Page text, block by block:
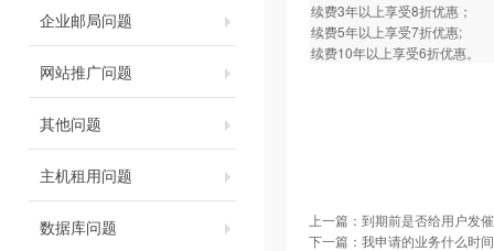
企业邮局问题
网站推广问题
其他问题
主机租用问题
数据库问题
续费3年以上享受8折优惠；
续费5年以上享受7折优惠;
续费10年以上享受6折优惠。
上一篇： 到期前是否给用户发
下一篇： 我申请的业务什么时